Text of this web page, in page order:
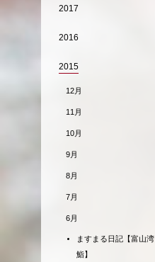
2017
2016
2015
12月
11月
10月
9月
8月
7月
6月
ますまる日記【富山湾
鮨】